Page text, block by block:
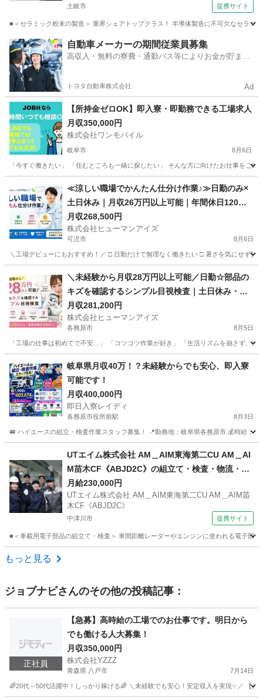
土岐市 提携サイト
■＜セラミック粉末の製造＞ 業界シェアトップクラス！ 半導体製造に不可欠なセラミ
岐阜 土岐市 工場
自動車メーカーの期間従業員募集
高収入・無料の寮費・通勤バス等によりお金が貯まり
トヨタ自動車株式会社 Ad
【所持金ゼロOK】即入寮・即勤務できる工場求人
月収350,000円
株式会社ワンモバイル
岐阜市 8月6日
「今すぐ働きたい」 「住むところも一緒に探したい」 そんな方に向けたお仕事をご
物流
≪涼しい職場でかんたん仕分け作業♪≫日勤のみ×
土日休み｜月収26万円以上可能｜年間休日120日
以上
月収268,500円
株式会社ヒューマンアイズ
可児市 8月6日
＼工場デビューにもおすすめ！／ □ 日勤だけで無理なく働きたい □ 暑さを気にせず
工場
＼未経験から月収28万円以上可能／日勤☆部品の
キズを確認するシンプル目視検査｜土日休み・未
経験歓迎・駅チカ♪
月収281,200円
株式会社ヒューマンアイズ
各務原市 8月5日
「工場の仕事は初めてで不安…」 「コツコツ作業が好き」 「生活リズムを崩さず、
工場 未経験
岐阜県月収40万！？未経験からでも安心、即入寮
可能です！
月収400,000円
即日入寮レイディ
各務原市役所前駅 8月3日
🚐 ハイエースの組立・検査作業スタッフ募集！ 📍勤務地：岐阜県各務原市 💰時給：
各務原市役所前駅 未経験
UTエイム株式会社 AM＿AIM東海第二CU AM＿AI
M苗木CF《ABJD2C》の組立て・検査・物流・ピ
ッキング 【フリーター歓迎】
月給230,000円
UTエイム株式会社 AM＿AIM東海第二CU AM＿AIM苗
木CF《ABJD2C》
中津川市 提携サイト
■＜車載用電子部品の組立て・検査＞ 車間距離レーダーやエンジンに使われる電子部
岐阜 中津川市
もっと見る
ジョブナビさんのその他の投稿記事：
正社員
【急募】高時給の工場でのお仕事です。明日から
でも働ける人大募集！
月収350,000円
株式会社YZZZ
青森県 八戸市 7月14日
🌈20代～50代活躍中！しっかり稼げる🌈 ＼未経験でも安心！安定収入を実現✨／ 【